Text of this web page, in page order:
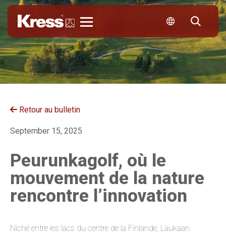
Retour au bulletin
September 15, 2025
Peurunkagolf, où le
mouvement de la nature
rencontre l’innovation
Niché entre les lacs du centre de la Finlande, Laukaan